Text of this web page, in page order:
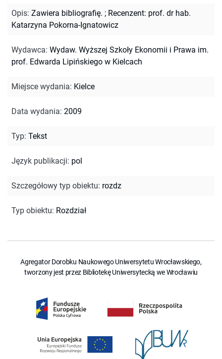
Opis: Zawiera bibliografię. ; Recenzent: prof. dr hab.
Katarzyna Pokorna-Ignatowicz
Wydawca: Wydaw. Wyższej Szkoły Ekonomii i Prawa im.
prof. Edwarda Lipińskiego w Kielcach
Miejsce wydania: Kielce
Data wydania: 2009
Typ: Tekst
Język publikacji: pol
Szczegółowy typ obiektu: rozdz
Typ obiektu: Rozdział
Agregator Dorobku Naukowego Uniwersytetu Wrocławskiego,
tworzony jest przez Bibliotekę Uniwersytecką we Wrocławiu